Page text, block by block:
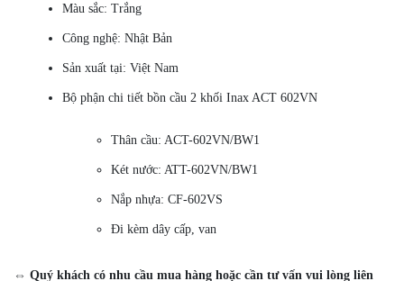
Màu sắc: Trắng
Công nghệ: Nhật Bản
Sản xuất tại: Việt Nam
Bộ phận chi tiết bồn cầu 2 khối Inax ACT 602VN
Thân cầu: ACT-602VN/BW1
Két nước: ATT-602VN/BW1
Nắp nhựa: CF-602VS
Đi kèm dây cấp, van
⇔ Quý khách có nhu cầu mua hàng hoặc cần tư vấn vui lòng liên